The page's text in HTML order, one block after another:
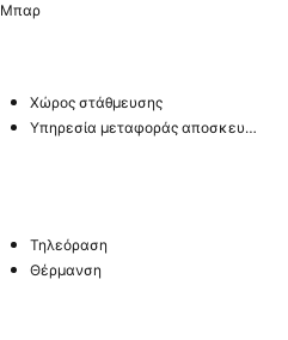
Μπαρ
Χώρος στάθμευσης
Υπηρεσία μεταφοράς αποσκευών
Τηλεόραση
Θέρμανση